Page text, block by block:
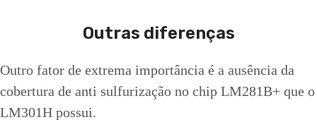
Outras diferenças
Outro fator de extrema importância é a ausência da
cobertura de anti sulfurização no chip LM281B+ que o
LM301H possui.